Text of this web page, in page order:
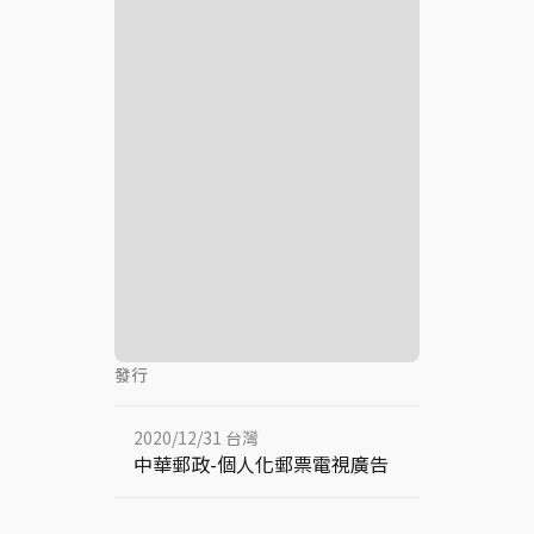
發行
2020/12/31 台灣
中華郵政-個人化郵票電視廣告